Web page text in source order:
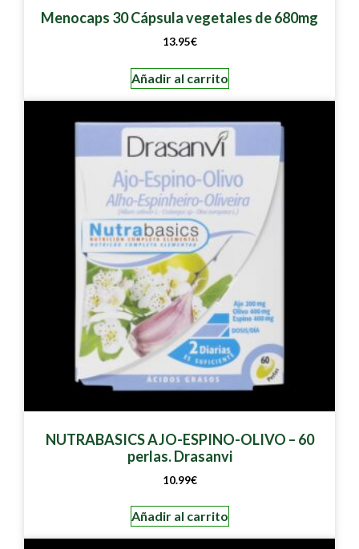
Menocaps 30 Cápsula vegetales de 680mg
13.95€
Añadir al carrito
NUTRABASICS AJO-ESPINO-OLIVO – 60
perlas. Drasanvi
10.99€
Añadir al carrito